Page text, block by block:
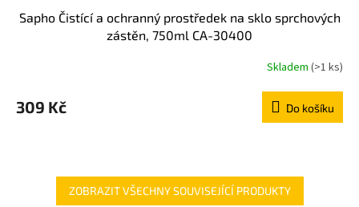
Sapho Čistící a ochranný prostředek na sklo sprchových
zástěn, 750ml CA-30400
Skladem (>1 ks)
309 Kč Do košíku
ZOBRAZIT VŠECHNY SOUVISEJÍCÍ PRODUKTY